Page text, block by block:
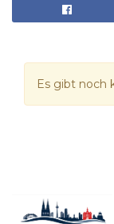
Es gibt noch